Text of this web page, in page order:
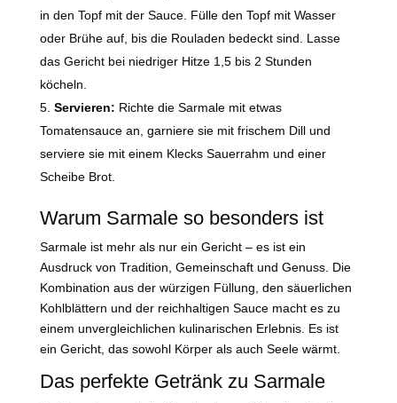
in den Topf mit der Sauce. Fülle den Topf mit Wasser
oder Brühe auf, bis die Rouladen bedeckt sind. Lasse
das Gericht bei niedriger Hitze 1,5 bis 2 Stunden
köcheln.
Servieren: Richte die Sarmale mit etwas
Tomatensauce an, garniere sie mit frischem Dill und
serviere sie mit einem Klecks Sauerrahm und einer
Scheibe Brot.
Warum Sarmale so besonders ist
Sarmale ist mehr als nur ein Gericht – es ist ein
Ausdruck von Tradition, Gemeinschaft und Genuss. Die
Kombination aus der würzigen Füllung, den säuerlichen
Kohlblättern und der reichhaltigen Sauce macht es zu
einem unvergleichlichen kulinarischen Erlebnis. Es ist
ein Gericht, das sowohl Körper als auch Seele wärmt.
Das perfekte Getränk zu Sarmale